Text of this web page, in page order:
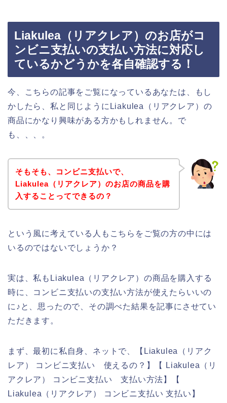
Liakulea（リアクレア）のお店がコ
ンビニ支払いの支払い方法に対応し
ているかどうかを各自確認する！
今、こちらの記事をご覧になっているあなたは、もし
かしたら、私と同じようにLiakulea（リアクレア）の
商品にかなり興味がある方かもしれません。で
も、、、。
そもそも、コンビニ支払いで、
Liakulea（リアクレア）のお店の商品を購
入することってできるの？
という風に考えている人もこちらをご覧の方の中には
いるのではないでしょうか？
実は、私もLiakulea（リアクレア）の商品を購入する
時に、コンビニ支払いの支払い方法が使えたらいいの
に♪と、思ったので、その調べた結果を記事にさせてい
ただきます。
まず、最初に私自身、ネットで、【Liakulea（リアク
レア） コンビニ支払い 使えるの？】【 Liakulea（リ
アクレア） コンビニ支払い 支払い方法】【
Liakulea（リアクレア） コンビニ支払い 支払い】